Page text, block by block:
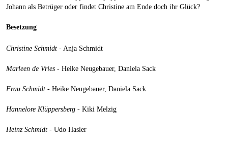
Johann als Betrüger oder findet Christine am Ende doch ihr Glück?
Besetzung
Christine Schmidt - Anja Schmidt
Marleen de Vries - Heike Neugebauer, Daniela Sack
Frau Schmidt - Heike Neugebauer, Daniela Sack
Hannelore Klüppersberg - Kiki Melzig
Heinz Schmidt- Udo Hasler